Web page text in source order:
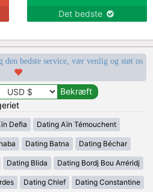
Det bedste
bedste service, vær venlig og støt os
Defla Dating Aïn Témouchent
Dating Batna Dating Béchar
Dating Blida Dating Bordj Bou Arréridj
Dating Chlef Dating Constantine